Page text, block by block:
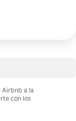
Airbnb a la
con los